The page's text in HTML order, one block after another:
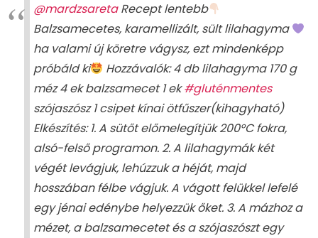
@mardzsaretaRecept lentebb
Balzsamecetes, karamellizált, sült lilahagyma
ha valami új köretre vágysz, ezt mindenképp
próbáld ki
Hozzávalók: 4 db lilahagyma 170 g
méz 4 ek balzsamecet 1 ek#gluténmentes
szójaszósz 1 csipet kínai ötfűszer(kihagyható)
Elkészítés: 1. A sütőt előmelegítjük 200°C fokra,
alsó-felső programon. 2. A lilahagymák két
végét levágjuk, lehúzzuk a héját, majd
hosszában félbe vágjuk. A vágott felükkel lefelé
egy jénai edénybe helyezzük őket. 3. A mázhoz a
mézet, a balzsamecetet és a szójaszószt egy